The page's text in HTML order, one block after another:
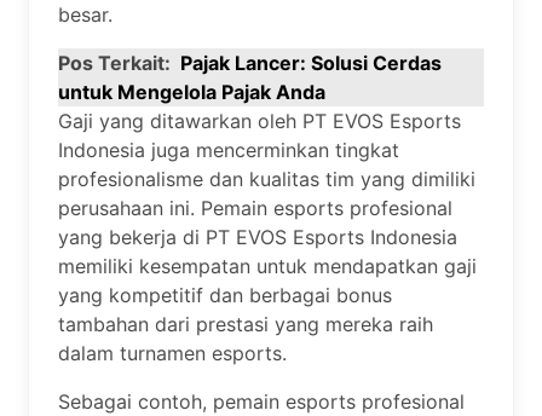
besar.
Pos Terkait: Pajak Lancer: Solusi Cerdas
untuk Mengelola Pajak Anda
Gaji yang ditawarkan oleh PT EVOS Esports
Indonesia juga mencerminkan tingkat
profesionalisme dan kualitas tim yang dimiliki
perusahaan ini. Pemain esports profesional
yang bekerja di PT EVOS Esports Indonesia
memiliki kesempatan untuk mendapatkan gaji
yang kompetitif dan berbagai bonus
tambahan dari prestasi yang mereka raih
dalam turnamen esports.
Sebagai contoh, pemain esports profesional